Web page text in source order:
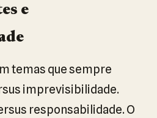
e
temas que sempre
imprevisibilidade.
responsabilidade. O